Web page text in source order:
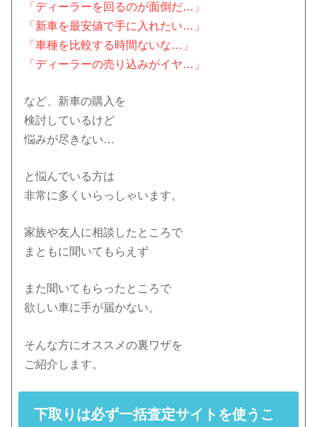
「ディーラーを回るのが面倒だ…」
「新車を最安値で手に入れたい…」
「車種を比較する時間ないな…」
「ディーラーの売り込みがイヤ…」
など、新車の購入を
検討しているけど
悩みが尽きない…
と悩んでいる方は
非常に多くいらっしゃいます。
家族や友人に相談したところで
まともに聞いてもらえず
また聞いてもらったところで
欲しい車に手が届かない。
そんな方にオススメの裏ワザを
ご紹介します。
下取りは必ず一括査定サイトを使うこ